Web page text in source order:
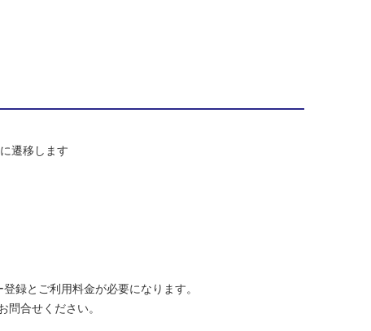
遷移します
録とご利用料金が必要になります。
合せください。